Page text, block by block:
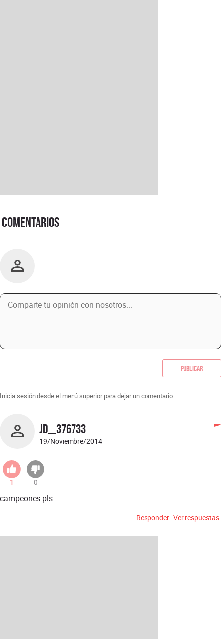
Comentarios
Publicar
Inicia sesión desde el menú superior para dejar un comentario.
JD__376733
19/Noviembre/2014
1 0
campeones pls
Responder Ver respuestas